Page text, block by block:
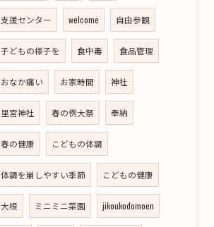
支援センター welcome 自由参観
子どもの様子を 食中毒 食品管理
おなか痛い お家時間 神社
里宮神社 春の例大祭 奉納
春の健康 こどもの体調
体調を崩しやすい季節 こどもの健康
大根 ミニミニ菜園 jikoukodomoen